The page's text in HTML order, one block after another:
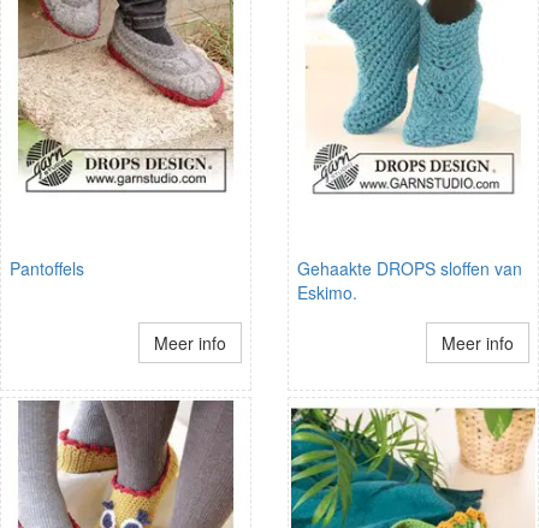
Pantoffels
Meer info
Gehaakte DROPS sloffen van
Eskimo.
Meer info